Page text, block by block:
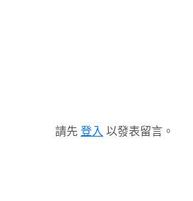
請先 登入 以發表留言。